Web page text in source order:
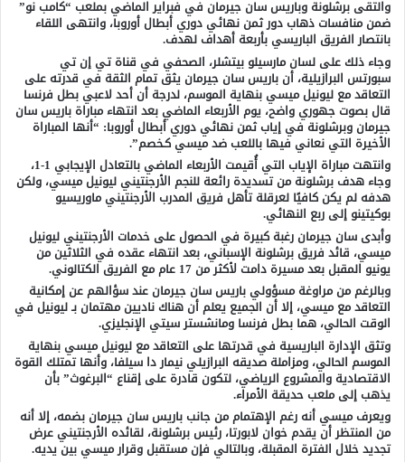
والتقى برشلونة وباريس سان جيرمان في فبراير الماضي بملعب “كامب نو”
ضمن منافسات ذهاب دور ثمن نهائي دوري أبطال أوروبا، وانتهى اللقاء
بانتصار الفريق الباريسي بأربعة أهداف لهدف.
وجاء ذلك على لسان مارسيلو بيتشلر، الصحفي في قناة تي إن تي
سبورتس البرازيلية، أن باريس سان جيرمان يثق تمام الثقة في قدرته على
التعاقد مع ليونيل ميسي بنهاية الموسم، لدرجة أن أحد لاعبي بطل فرنسا
قال بصوت جهوري واضح، يوم الأربعاء الماضي بعد انتهاء مباراة باريس سان
جيرمان وبرشلونة في إياب ثمن نهائي دوري أبطال أوروبا: “أنها المباراة
الأخيرة التي نعاني فيها باللعب ضد ميسي كـخصم”.
وانتهت مباراة الإياب التي أُقيمت الأربعاء الماضي بالتعادل الإيجابي 1-1،
وجاء هدف برشلونة من تسديدة رائعة للنجم الأرجنتيني ليونيل ميسي، ولكن
هدفه لم يكن كافيًا لعرقلة تأهل فريق المدرب الأرجنتيني ماوريسيو
بوكيتينو إلى ربع النهائي.
وأبدى سان جيرمان رغبة كبيرة في الحصول على خدمات الأرجنتيني ليونيل
ميسي، قائد فريق برشلونة الإسباني، بعد انتهاء عقده في الثلاثين من
يونيو المقبل بعد مسيرة دامت لأكثر من 17 عام مع الفريق الكتالوني.
وبالرغم من مراوغة مسؤولي باريس سان جيرمان عند سؤالهم عن إمكانية
التعاقد مع ميسي، إلا أن الجميع يعلم أن هناك ناديين مهتمان بـ ليونيل في
الوقت الحالي، هما بطل فرنسا ومانشستر سيتي الإنجليزي.
وتثق الإدارة الباريسية في قدرتها على التعاقد مع ليونيل ميسي بنهاية
الموسم الحالي، ومزاملة صديقه البرازيلي نيمار دا سيلفا، وأنها تمتلك القوة
الاقتصادية والمشروع الرياضي، لتكون قادرة على إقناع “البرغوث” بأن
يذهب إلى ملعب حديقة الأمراء.
ويعرف ميسي أنه رغم الإهتمام من جانب باريس سان جيرمان بضمه، إلا أنه
من المنتظر أن يقدم خوان لابورتا، رئيس برشلونة، لقائده الأرجنتيني عرض
تجديد خلال الفترة المقبلة، وبالتالي فإن مستقبل وقرار ميسي بين يديه.